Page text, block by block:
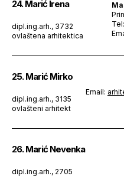
24. Marić Irena
dipl.ing.arh., 3732
ovlaštena arhitektica
25. Marić Mirko
dipl.ing.arh., 3135
ovlašteni arhitekt
Email:
26. Marić Nevenka
dipl.ing.arh., 2705